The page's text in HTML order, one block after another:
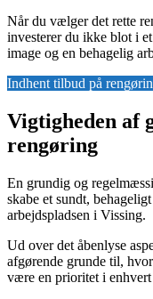
Når du vælger det rette
investerer du ikke blot i
image og en behagelig
Indhent tilbud på
Vigtigheden af
rengøring
En grundig og
skabe et sundt,
arbejdspladsen i Vissing.
Ud over det åbenlyse
afgørende grunde til,
være en prioritet i